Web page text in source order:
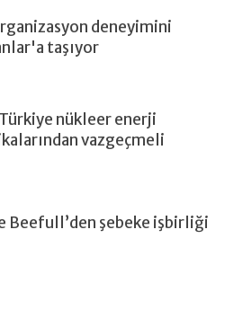
deneyimini
taşıyor
nükleer enerji
vazgeçmeli
Beefull’den şebeke işbirliği